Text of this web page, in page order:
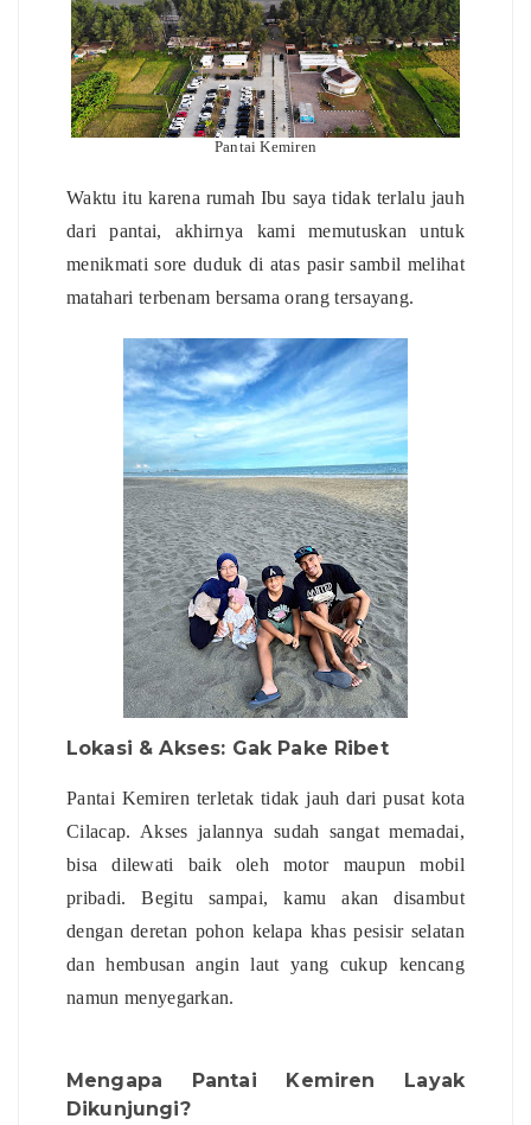
Pantai Kemiren
Waktu itu karena rumah Ibu saya tidak terlalu jauh
dari pantai, akhirnya kami memutuskan untuk
menikmati sore duduk di atas pasir sambil melihat
matahari terbenam bersama orang tersayang.
Lokasi & Akses: Gak Pake Ribet
Pantai Kemiren terletak tidak jauh dari pusat kota
Cilacap. Akses jalannya sudah sangat memadai,
bisa dilewati baik oleh motor maupun mobil
pribadi. Begitu sampai, kamu akan disambut
dengan deretan pohon kelapa khas pesisir selatan
dan hembusan angin laut yang cukup kencang
namun menyegarkan.
Mengapa Pantai Kemiren Layak
Dikunjungi?